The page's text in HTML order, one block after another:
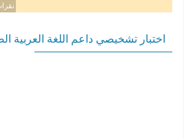
نقرات: 616684 /
اختبار تشخيصي داعم اللغة العربية